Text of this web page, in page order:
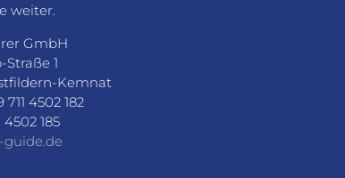
weiter.
GmbH
1
Kemnat
4502 182
4502 185
guide.de